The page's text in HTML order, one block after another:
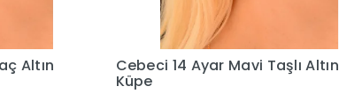
Altın Cebeci 14 Ayar Uzun Altın Küpe